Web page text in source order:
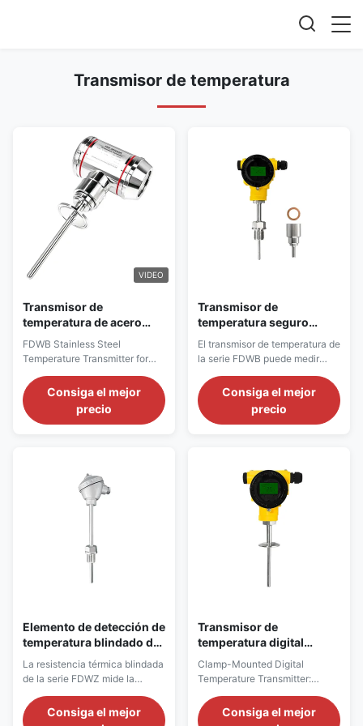
Transmisor de temperatura
VIDEO
Transmisor de
temperatura de acero
inoxidable FDWB
4~20mA para la industria
de la salud
FDWB Stainless Steel
Temperature Transmitter for
Healthcare Industry Product
Description This is stainless
steel sanitary clamp-type
temperature transmitter,
with sanitary pipelines, and it
features corrosion ...
Consiga el mejor
precio
Transmisor de
temperatura seguro
confiable con monitor de
temperatura de alta
El transmisor de temperatura de
la serie FDWB puede medir
directamente la temperatura de
diversos líquidos, medios
gaseosos y superficies sólidas.
Consiga el mejor
precio
Elemento de detección de
temperatura blindado de
resistencia térmica para
alta precisión
La resistencia térmica blindada
de la serie FDWZ mide la
temperatura utilizando la
característica de que la
resistencia del material cambia
Consiga el mejor
Transmisor de
temperatura digital
montado en una
abrazadera Instalación
rápida de monitoreo de
temperatura media
industrial
Clamp-Mounted Digital
Temperature Transmitter:
Quick-Install Industrial Medium
Temperature Monitoring
Transmitting Instrument This
Consiga el mejor